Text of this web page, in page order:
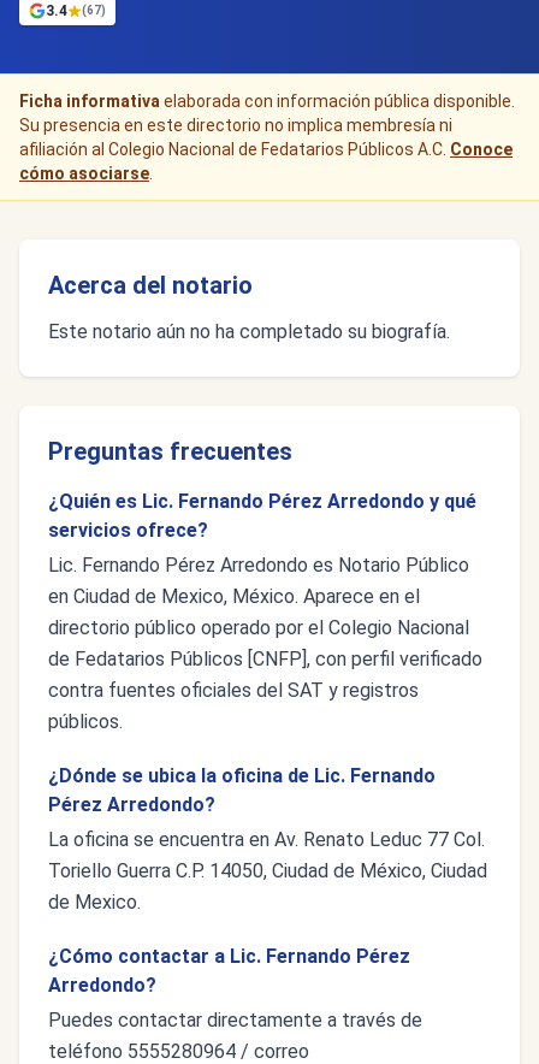
3.4 (67)
Ficha informativa elaborada con información pública disponible.
Su presencia en este directorio no implica membresía ni
afiliación al Colegio Nacional de Fedatarios Públicos A.C. Conoce
cómo asociarse
Acerca del notario
Este notario aún no ha completado su biografía.
Preguntas frecuentes
¿Quién es Lic. Fernando Pérez Arredondo y qué
servicios ofrece?
Lic. Fernando Pérez Arredondo es Notario Público
en Ciudad de Mexico, México. Aparece en el
directorio público operado por el Colegio Nacional
de Fedatarios Públicos [CNFP], con perfil verificado
contra fuentes oficiales del SAT y registros
públicos.
¿Dónde se ubica la oficina de Lic. Fernando
Pérez Arredondo?
La oficina se encuentra en Av. Renato Leduc 77 Col.
Toriello Guerra C.P. 14050, Ciudad de México, Ciudad
de Mexico.
¿Cómo contactar a Lic. Fernando Pérez
Arredondo?
Puedes contactar directamente a través de
teléfono 5555280964 / correo